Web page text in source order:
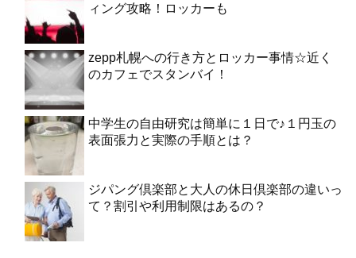
ィング攻略！ロッカーも
zepp札幌への行き方とロッカー事情☆近く
のカフェでスタンバイ！
中学生の自由研究は簡単に１日で♪１円玉の
表面張力と実際の手順とは？
ジパング倶楽部と大人の休日倶楽部の違いっ
て？割引や利用制限はあるの？